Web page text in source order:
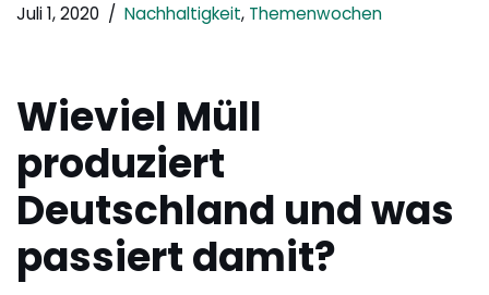
Juli 1, 2020 Nachhaltigkeit, Themenwochen
Wieviel Müll
produziert
Deutschland und was
passiert damit?